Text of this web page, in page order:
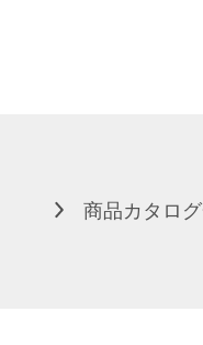
商品カタロ